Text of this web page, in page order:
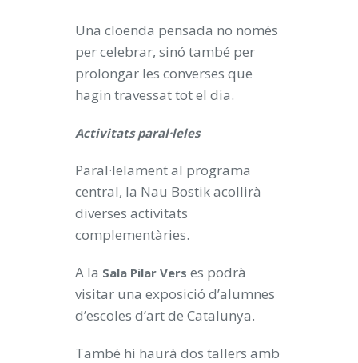
Una cloenda pensada no només
per celebrar, sinó també per
prolongar les converses que
hagin travessat tot el dia.
Activitats paral·leles
Paral·lelament al programa
central, la Nau Bostik acollirà
diverses activitats
complementàries.
A la Sala Pilar Vers es podrà
visitar una exposició d’alumnes
d’escoles d’art de Catalunya.
També hi haurà dos tallers amb